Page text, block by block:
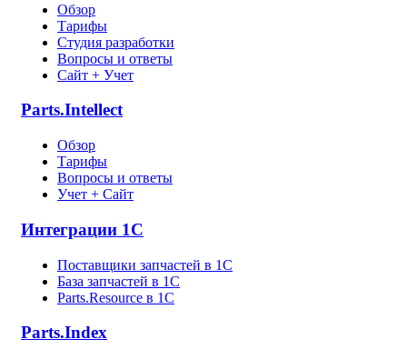
Обзор
Тарифы
Студия разработки
Вопросы и ответы
Сайт + Учет
Parts.Intellect
Обзор
Тарифы
Вопросы и ответы
Учет + Сайт
Интеграции 1С
Поставщики запчастей в 1C
База запчастей в 1С
Parts.Resource в 1C
Parts.Index